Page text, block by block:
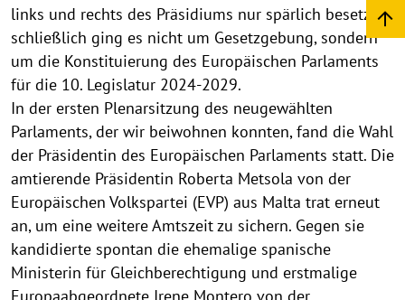
links und rechts des Präsidiums nur spärlich besetzt –
schließlich ging es nicht um Gesetzgebung, sondern
um die Konstituierung des Europäischen Parlaments
für die 10. Legislatur 2024-2029.
In der ersten Plenarsitzung des neugewählten
Parlaments, der wir beiwohnen konnten, fand die Wahl
der Präsidentin des Europäischen Parlaments statt. Die
amtierende Präsidentin Roberta Metsola von der
Europäischen Volkspartei (EVP) aus Malta trat erneut
an, um eine weitere Amtszeit zu sichern. Gegen sie
kandidierte spontan die ehemalige spanische
Ministerin für Gleichberechtigung und erstmalige
Europaabgeordnete Irene Montero von der